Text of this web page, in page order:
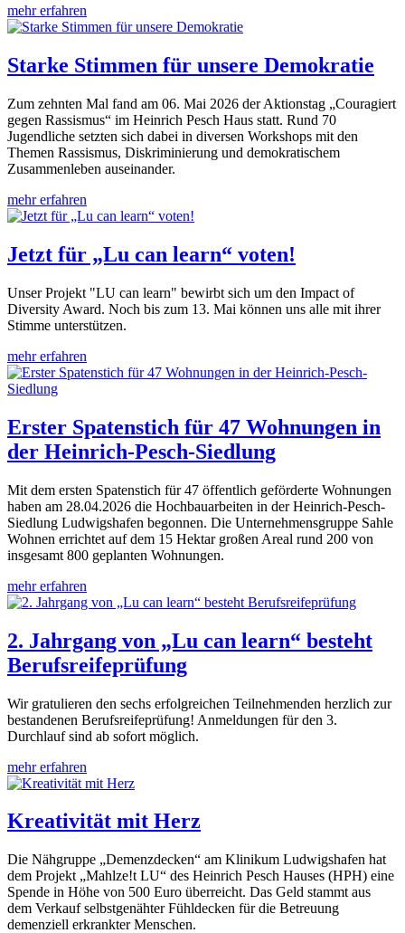
mehr erfahren
Starke Stimmen für unsere Demokratie
Zum zehnten Mal fand am 06. Mai 2026 der Aktionstag „Couragiert
gegen Rassismus“ im Heinrich Pesch Haus statt. Rund 70
Jugendliche setzten sich dabei in diversen Workshops mit den
Themen Rassismus, Diskriminierung und demokratischem
Zusammenleben auseinander.
mehr erfahren
Jetzt für „Lu can learn“ voten!
Unser Projekt "LU can learn" bewirbt sich um den Impact of
Diversity Award. Noch bis zum 13. Mai können uns alle mit ihrer
Stimme unterstützen.
mehr erfahren
Erster Spatenstich für 47 Wohnungen in
der Heinrich-Pesch-Siedlung
Mit dem ersten Spatenstich für 47 öffentlich geförderte Wohnungen
haben am 28.04.2026 die Hochbauarbeiten in der Heinrich-Pesch-
Siedlung Ludwigshafen begonnen. Die Unternehmensgruppe Sahle
Wohnen errichtet auf dem 15 Hektar großen Areal rund 200 von
insgesamt 800 geplanten Wohnungen.
mehr erfahren
2. Jahrgang von „Lu can learn“ besteht
Berufsreifeprüfung
Wir gratulieren den sechs erfolgreichen Teilnehmenden herzlich zur
bestandenen Berufsreifeprüfung! Anmeldungen für den 3.
Durchlauf sind ab sofort möglich.
mehr erfahren
Kreativität mit Herz
Die Nähgruppe „Demenzdecken“ am Klinikum Ludwigshafen hat
dem Projekt „Mahlze!t LU“ des Heinrich Pesch Hauses (HPH) eine
Spende in Höhe von 500 Euro überreicht. Das Geld stammt aus
dem Verkauf selbstgenähter Fühldecken für die Betreuung
demenziell erkrankter Menschen.